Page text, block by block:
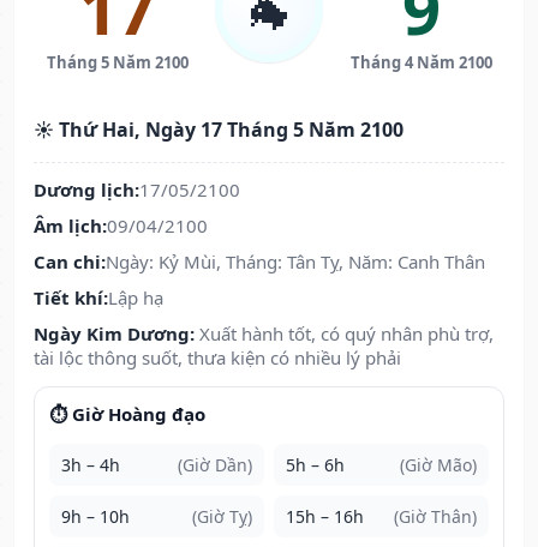
Tháng 5 Năm 2100 Tháng 4 Năm 2100
☀️ Thứ Hai, Ngày 17 Tháng 5 Năm 2100
Dương lịch:17/05/2100
Âm lịch:09/04/2100
Can chi:Ngày: Kỷ Mùi, Tháng: Tân Tỵ, Năm: Canh Thân
Tiết khí:Lập hạ
Ngày Kim Dương: Xuất hành tốt, có quý nhân phù trợ,
tài lộc thông suốt, thưa kiện có nhiều lý phải
⏱️ Giờ Hoàng đạo
3h – 4h (Giờ Dần) 5h – 6h (Giờ Mão)
9h – 10h (Giờ Tỵ) 15h – 16h (Giờ Thân)